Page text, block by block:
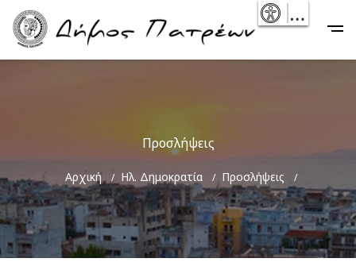
Skip
main
Main
navigation
Προσλήψεις
Breadcrumb
Αρχική Ηλ. Δημοκρατία Προσλήψεις